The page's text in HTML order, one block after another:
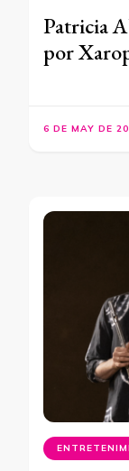
Patricia
por
6 DE MAY DE